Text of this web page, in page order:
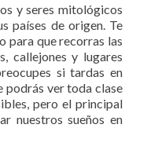
y seres mitológicos
países de origen. Te
para que recorras las
callejones y lugares
si tardas en
podrás ver toda clase
pero el principal
nuestros sueños en